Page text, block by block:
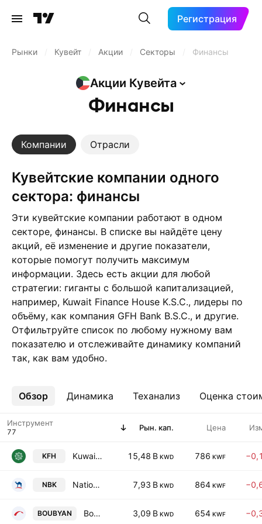
Регистрация
Рынки Кувейт Акции Секторы Финансы
Акции Кувейта
Финансы
Компании Отрасли
кувейтские компании одного
сектора: финансы
Эти кувейтские компании работают в одном
секторе, финансы. В списке вы найдёте цену
акций, её изменение и другие показатели,
которые помогут получить максимум
информации. Здесь есть акции для любой
стратегии: гиганты с большой капитализацией,
например, Kuwait Finance House K.S.C., лидеры по
объёму, как компания GFH Bank B.S.C., и другие.
Отфильтруйте список по любому нужному вам
показателю и отслеживайте динамику компаний
так, как вам удобно.
Обзор Динамика Теханализ Оценка
Ещё
Инструмент Рын. кап. Цена
KFH Kuwait Finance House K.S.C. 15,48 B KWD 786 KWF
NBK National Bank of Kuwait K.S.C. 7,93 B KWD 864 KWF
BOUBYAN Boubyan Bank K.S.C. 3,09 B KWD 654 KWF